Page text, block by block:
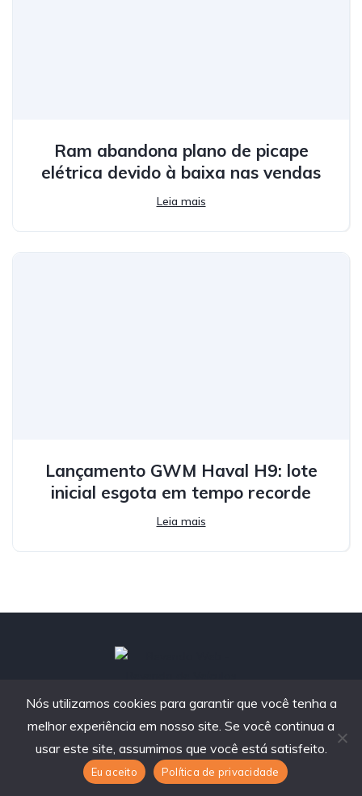
Ram abandona plano de picape
elétrica devido à baixa nas vendas
Leia mais
Lançamento GWM Haval H9: lote
inicial esgota em tempo recorde
Leia mais
contato@revendaweb.com.br
Santa Catarina
Nós utilizamos cookies para garantir que você tenha a
melhor experiência em nosso site. Se você continua a
usar este site, assumimos que você está satisfeito.
Eu aceito Política de privacidade